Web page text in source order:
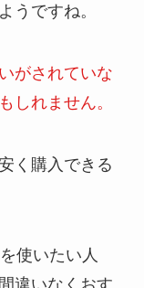
うですね。
がされていな
しれません。
く購入できる
使いたい人